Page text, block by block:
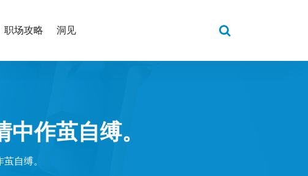
职场攻略
洞见
作茧自缚。
自缚。